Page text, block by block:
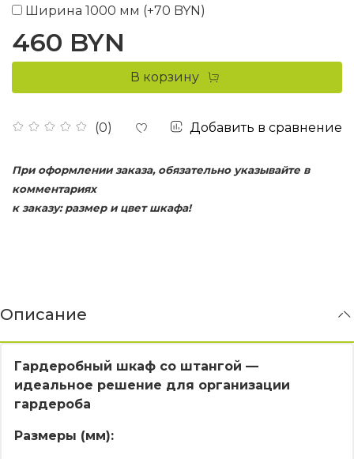
(0) Добавить в сравнение
Ширина 1000 мм (+70 BYN)
460 BYN
В корзину
При оформлении заказа, обязательно указывайте в
комментариях
к заказу: размер и цвет шкафа!
Описание
Гардеробный шкаф со штангой —
идеальное решение для организации
гардероба
Размеры (мм):